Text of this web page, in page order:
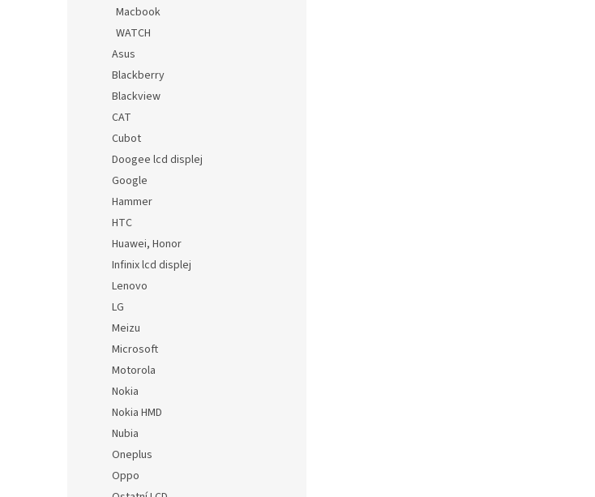
Macbook
WATCH
Asus
Blackberry
Blackview
CAT
Cubot
Doogee lcd displej
Google
Hammer
HTC
Huawei, Honor
Infinix lcd displej
Lenovo
LG
Meizu
Microsoft
Motorola
Nokia
Nokia HMD
Nubia
Oneplus
Oppo